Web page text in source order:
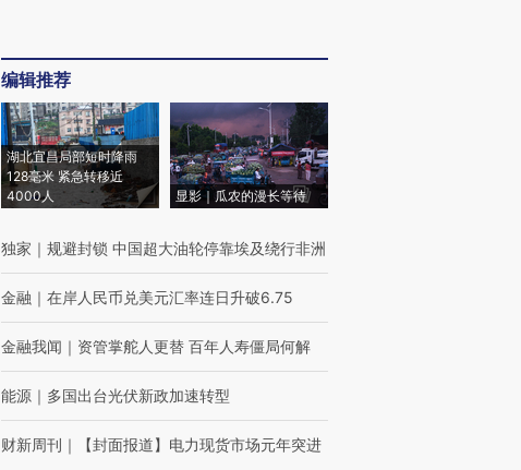
编辑推荐
湖北宜昌局部短时降雨
128毫米 紧急转移近
4000人
显影｜瓜农的漫长等待
独家 ｜ 规避封锁 中国超大油轮停靠埃及绕行非洲
金融 ｜ 在岸人民币兑美元汇率连日升破6.75
金融我闻 ｜ 资管掌舵人更替 百年人寿僵局何解
能源 ｜ 多国出台光伏新政加速转型
财新周刊 ｜ 【封面报道】电力现货市场元年突进